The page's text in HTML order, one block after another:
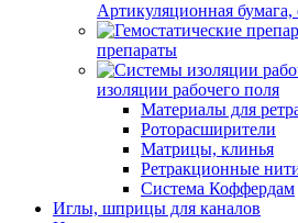
Артикуляционная бумага,
препараты
изоляции рабочего поля
Материалы для
Роторасширители
Матрицы, клинья
Ретракционные
Система Коффердам
Иглы, шприцы для каналов